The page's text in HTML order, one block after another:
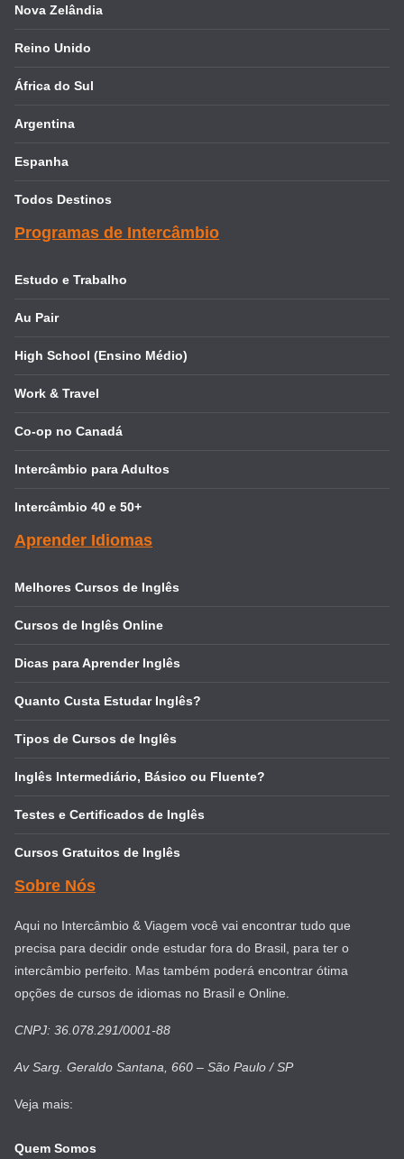
Nova Zelândia
Reino Unido
África do Sul
Argentina
Espanha
Todos Destinos
Programas de Intercâmbio
Estudo e Trabalho
Au Pair
High School (Ensino Médio)
Work & Travel
Co-op no Canadá
Intercâmbio para Adultos
Intercâmbio 40 e 50+
Aprender Idiomas
Melhores Cursos de Inglês
Cursos de Inglês Online
Dicas para Aprender Inglês
Quanto Custa Estudar Inglês?
Tipos de Cursos de Inglês
Inglês Intermediário, Básico ou Fluente?
Testes e Certificados de Inglês
Cursos Gratuitos de Inglês
Sobre Nós
Aqui no Intercâmbio & Viagem você vai encontrar tudo que
precisa para decidir onde estudar fora do Brasil, para ter o
intercâmbio perfeito. Mas também poderá encontrar ótima
opções de cursos de idiomas no Brasil e Online.
CNPJ: 36.078.291/0001-88
Av Sarg. Geraldo Santana, 660 – São Paulo / SP
Veja mais:
Quem Somos